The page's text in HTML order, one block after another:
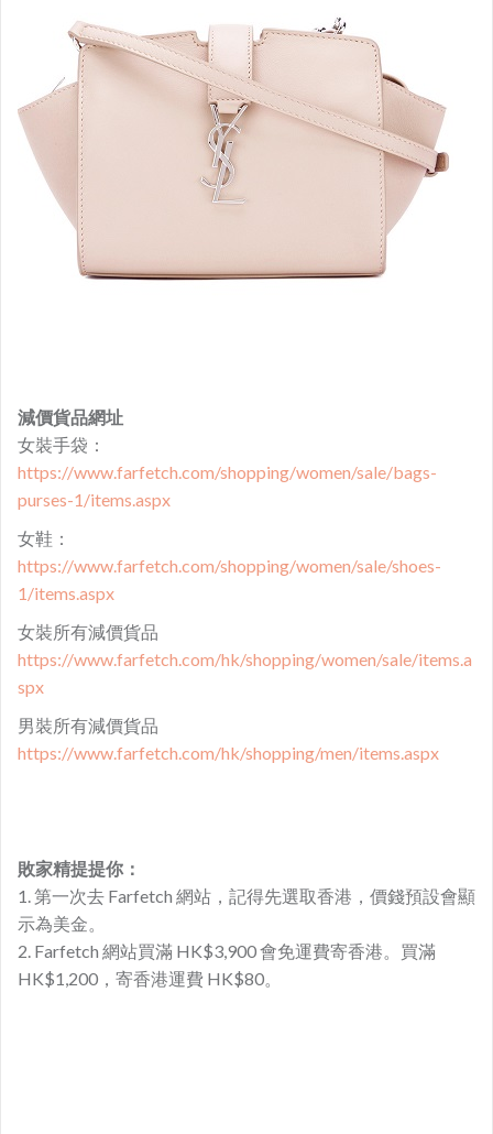
減價貨品網址
女裝手袋：
https://www.farfetch.com/shopping/women/sale/bags-
purses-1/items.aspx
女鞋：
https://www.farfetch.com/shopping/women/sale/shoes-
1/items.aspx
女裝所有減價貨品
https://www.farfetch.com/hk/shopping/women/sale/items.a
spx
男裝所有減價貨品
https://www.farfetch.com/hk/shopping/men/items.aspx
敗家精提提你：
1. 第一次去 Farfetch 網站，記得先選取香港，價錢預設會顯
示為美金。
2. Farfetch 網站買滿 HK$3,900 會免運費寄香港。買滿
HK$1,200，寄香港運費 HK$80。